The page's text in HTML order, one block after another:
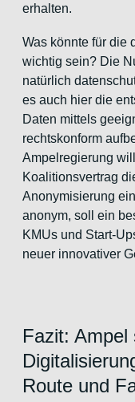
erhalten.
Was könnte für die
wichtig sein? Die
natürlich
es auch hier die
Daten mittels
rechtskonform
Ampelregierung
Koalitionsvertrag
Anonymisierung
anonym, soll ein
KMUs und Start-
neuer innovativer
Fazit:
Route und